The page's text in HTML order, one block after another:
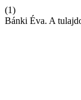
(1)
Bánki Éva. A